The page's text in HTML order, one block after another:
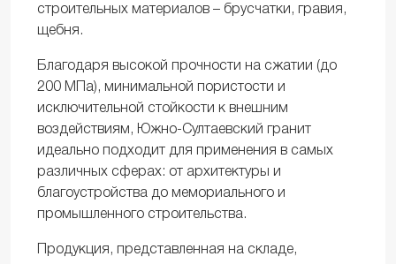
строительных материалов – брусчатки, гравия,
щебня.
Благодаря высокой прочности на сжатии (до
200 МПа), минимальной пористости и
исключительной стойкости к внешним
воздействиям, Южно-Султаевский гранит
идеально подходит для применения в самых
различных сферах: от архитектуры и
благоустройства до мемориального и
промышленного строительства.
Продукция, представленная на складе,